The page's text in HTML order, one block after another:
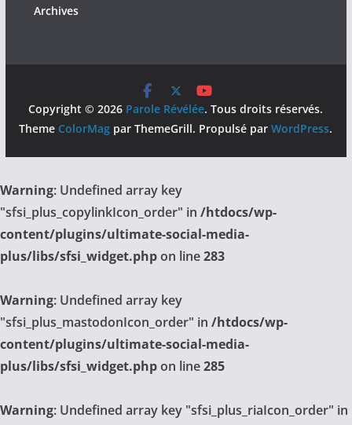
Archives
Copyright © 2026 Parole Révélée. Tous droits réservés.
Theme ColorMag par ThemeGrill. Propulsé parWordPress.
Warning: Undefined array key
"sfsi_plus_copylinkIcon_order" in /htdocs/wp-
content/plugins/ultimate-social-media-
plus/libs/sfsi_widget.phpon line283
Warning: Undefined array key
"sfsi_plus_mastodonIcon_order" in /htdocs/wp-
content/plugins/ultimate-social-media-
plus/libs/sfsi_widget.phpon line285
Warning: Undefined array key "sfsi_plus_riaIcon_order" in